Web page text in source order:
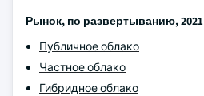
Рынок, по развертыванию, 2021
Публичное облако
Частное облако
Гибридное облако